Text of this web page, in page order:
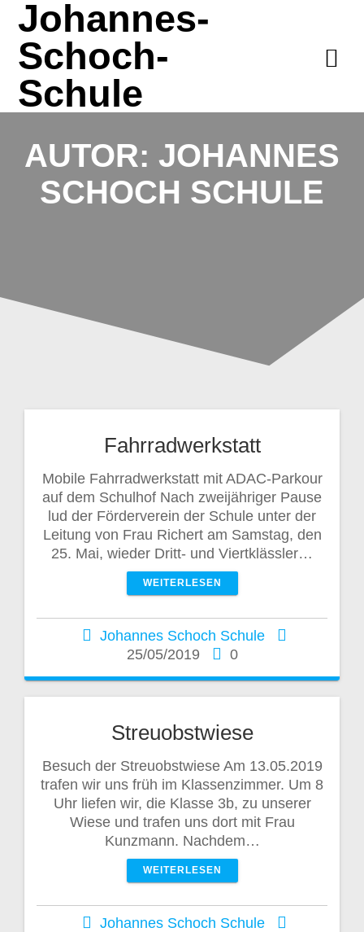
Zum
Inhalt
Johannes-
Schoch-
Schule
AUTOR: JOHANNES
SCHOCH SCHULE
Fahrradwerkstatt
Mobile Fahrradwerkstatt mit ADAC-Parkour
auf dem Schulhof Nach zweijähriger Pause
lud der Förderverein der Schule unter der
Leitung von Frau Richert am Samstag, den
25. Mai, wieder Dritt- und Viertklässler…
WEITERLESEN
Johannes Schoch Schule
25/05/2019
0
Streuobstwiese
Besuch der Streuobstwiese Am 13.05.2019
trafen wir uns früh im Klassenzimmer. Um 8
Uhr liefen wir, die Klasse 3b, zu unserer
Wiese und trafen uns dort mit Frau
Kunzmann. Nachdem…
WEITERLESEN
Johannes Schoch Schule